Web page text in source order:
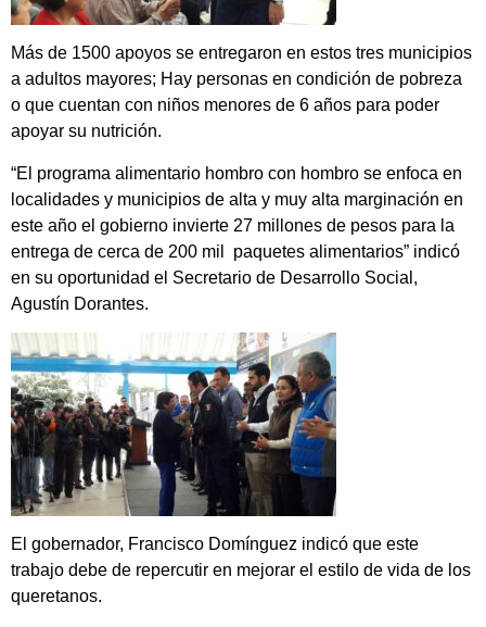
Más de 1500 apoyos se entregaron en estos tres municipios
a adultos mayores; Hay personas en condición de pobreza
o que cuentan con niños menores de 6 años para poder
apoyar su nutrición.
“El programa alimentario hombro con hombro se enfoca en
localidades y municipios de alta y muy alta marginación en
este año el gobierno invierte 27 millones de pesos para la
entrega de cerca de 200 mil paquetes alimentarios” indicó
en su oportunidad el Secretario de Desarrollo Social,
Agustín Dorantes.
El gobernador, Francisco Domínguez indicó que este
trabajo debe de repercutir en mejorar el estilo de vida de los
queretanos.